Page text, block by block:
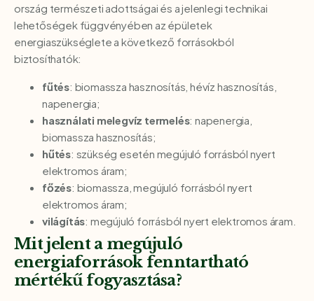
ország természeti adottságai és a jelenlegi technikai
lehetőségek függvényében az épületek
energiaszükséglete a következő forrásokból
biztosíthatók:
fűtés: biomassza hasznosítás, hévíz hasznosítás,
napenergia;
használati melegvíz termelés: napenergia,
biomassza hasznosítás;
hűtés: szükség esetén megújuló forrásból nyert
elektromos áram;
főzés: biomassza, megújuló forrásból nyert
elektromos áram;
világítás: megújuló forrásból nyert elektromos áram.
Mit jelent a megújuló
energiaforrások fenntartható
mértékű fogyasztása?